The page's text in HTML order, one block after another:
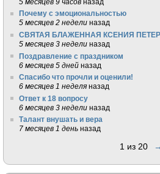
Почему с эмоциональностью
5 месяцев 2 недели назад
СВЯТАЯ БЛАЖЕННАЯ КСЕНИЯ
5 месяцев 3 недели назад
Поздравление с праздником
6 месяцев 5 дней назад
Спасибо что прочли и оценили!
6 месяцев 1 неделя назад
Ответ к 18 вопросу
6 месяцев 3 недели назад
Талант внушать и вера
7 месяцев 1 день назад
1 из 20 →